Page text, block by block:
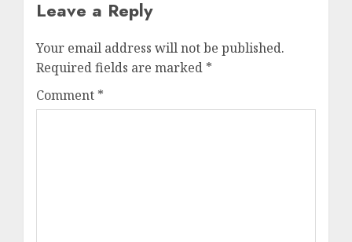
Leave a Reply
Your email address will not be published.
Required fields are marked *
Comment *